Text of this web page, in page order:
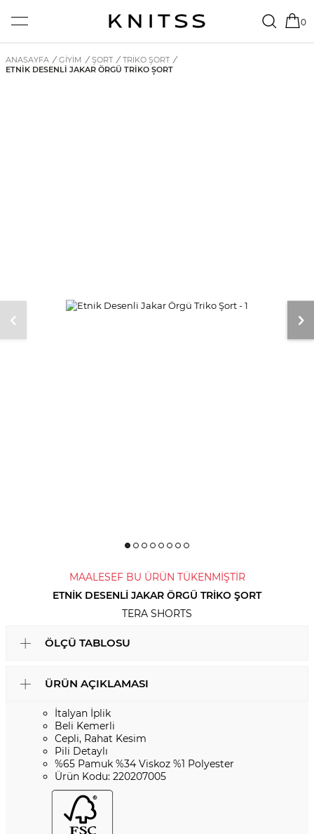
0
ANASAYFA / GİYİM / ŞORT / TRIKO ŞORT /
ETNIK DESENLI JAKAR ÖRGÜ TRIKO ŞORT
MAALESEF BU ÜRÜN TÜKENMİŞTİR
ETNIK DESENLI JAKAR ÖRGÜ TRIKO ŞORT
TERA SHORTS
ÖLÇÜ TABLOSU
ÜRÜN AÇIKLAMASI
İtalyan İplik
Beli Kemerli
Cepli, Rahat Kesim
Pili Detaylı
%65 Pamuk %34 Viskoz %1 Polyester
Ürün Kodu: 220207005